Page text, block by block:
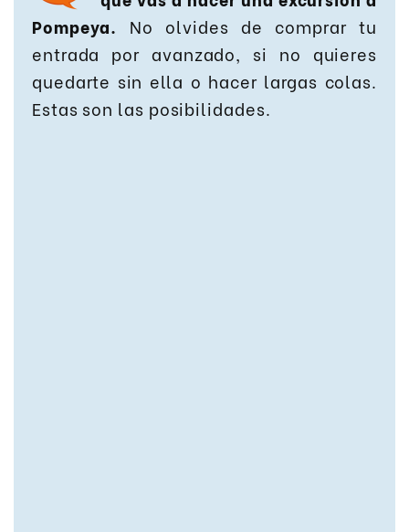
Pompeya. No olvides de comprar tu
entrada por avanzado, si no quieres
quedarte sin ella o hacer largas colas.
Estas son las posibilidades.